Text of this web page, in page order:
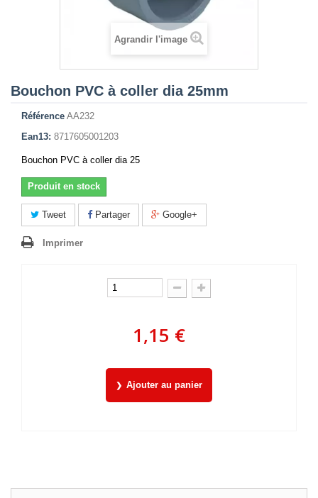
Agrandir l'image
Bouchon PVC à coller dia 25mm
Référence AA232
Ean13: 8717605001203
Bouchon PVC à coller dia 25
Produit en stock
Tweet Partager Google+
Imprimer
1,15 €
Ajouter au panier